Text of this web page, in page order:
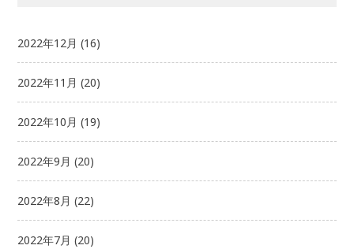
2022年12月 (16)
2022年11月 (20)
2022年10月 (19)
2022年9月 (20)
2022年8月 (22)
2022年7月 (20)